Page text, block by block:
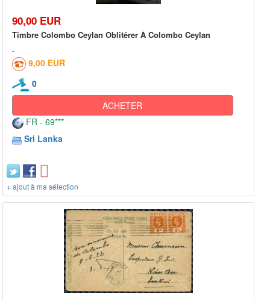
90,00 EUR
Timbre Colombo Ceylan Oblitérer À Colombo Ceylan
9,00 EUR
0
ACHETER
FR - 69***
Sri Lanka
+ ajout à ma sélection